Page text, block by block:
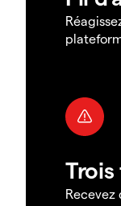
Recevez